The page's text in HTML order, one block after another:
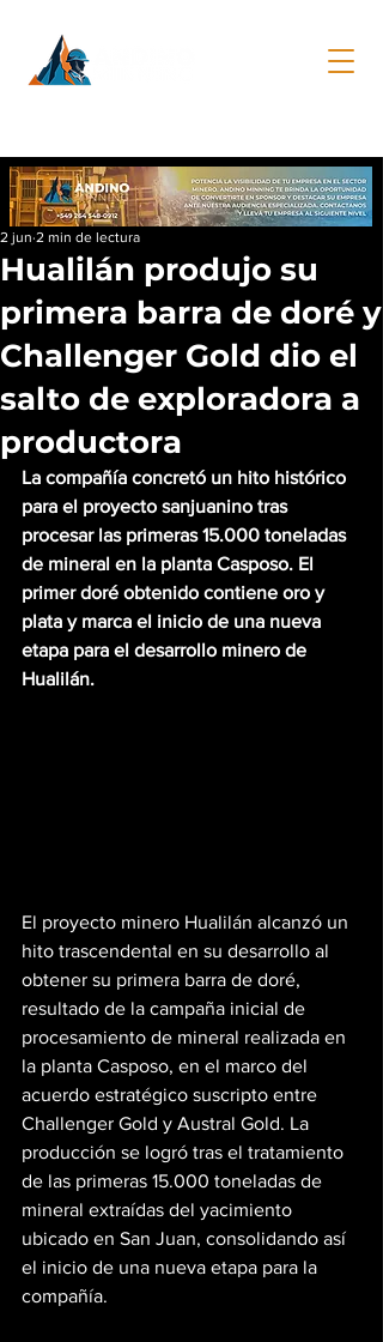
Hualilán produjo su
primera barra de doré y
Challenger Gold dio el
salto de exploradora a
productora
2 jun 2 min de lectura
La compañía concretó un hito histórico
para el proyecto sanjuanino tras
procesar las primeras 15.000 toneladas
de mineral en la planta Casposo. El
primer doré obtenido contiene oro y
plata y marca el inicio de una nueva
etapa para el desarrollo minero de
Hualilán.
El proyecto minero Hualilán alcanzó un
hito trascendental en su desarrollo al
obtener su primera barra de doré,
resultado de la campaña inicial de
procesamiento de mineral realizada en
la planta Casposo, en el marco del
acuerdo estratégico suscripto entre
Challenger Gold y Austral Gold. La
producción se logró tras el tratamiento
de las primeras 15.000 toneladas de
mineral extraídas del yacimiento
ubicado en San Juan, consolidando así
el inicio de una nueva etapa para la
compañía.